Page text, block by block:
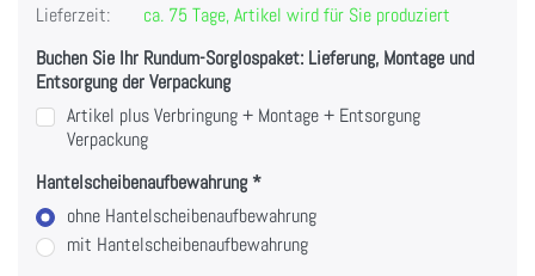
Lieferzeit:
ca. 75 Tage, Artikel wird für Sie produziert
Buchen Sie Ihr Rundum-Sorglospaket: Lieferung, Montage und
Entsorgung der Verpackung
Artikel plus Verbringung + Montage + Entsorgung
Verpackung
Hantelscheibenaufbewahrung
ohne Hantelscheibenaufbewahrung
mit Hantelscheibenaufbewahrung